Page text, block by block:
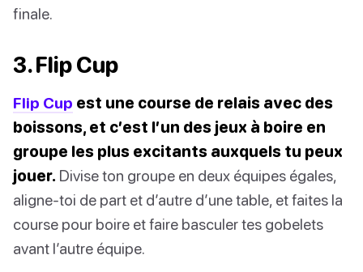
finale.
3. Flip Cup
Flip Cup est une course de relais avec des
boissons, et c’est l’un des jeux à boire en
groupe les plus excitants auxquels tu peux
jouer. Divise ton groupe en deux équipes égales,
aligne-toi de part et d’autre d’une table, et faites la
course pour boire et faire basculer tes gobelets
avant l’autre équipe.